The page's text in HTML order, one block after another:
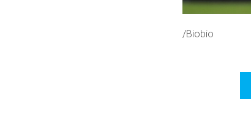
/Biobio